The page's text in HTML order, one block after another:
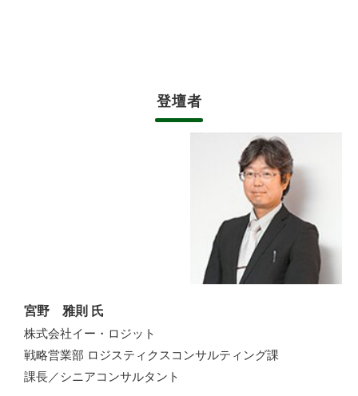
登壇者
宮野 雅則 氏
株式会社イー・ロジット
戦略営業部 ロジスティクスコンサルティング課
課長／シニアコンサルタント